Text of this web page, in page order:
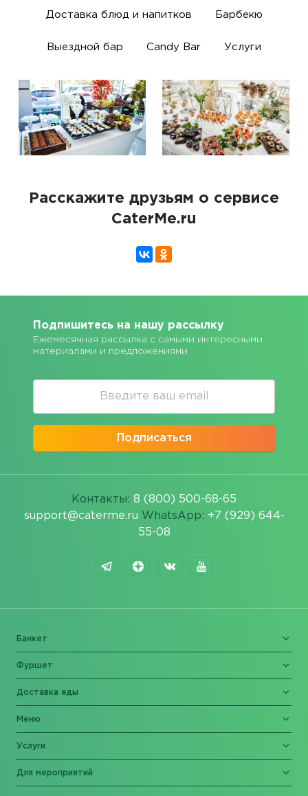
Доставка блюд и напитков Барбекю
Выездной бар Candy Bar Услуги
Расскажите друзьям о сервисе
CaterMe.ru
Подпишитесь на нашу рассылку
Ежемесячная рассылка с самыми интересными
материалами и предложениями
Подписаться
Контакты: 8 (800) 500-68-65
support@caterme.ru WhatsApp: +7 (929) 644-
55-08
Банкет
Фуршет
Доставка еды
Меню
Услуги
Для мероприятий